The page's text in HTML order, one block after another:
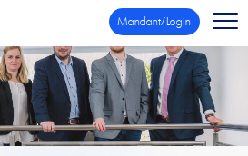
Mandant/Login